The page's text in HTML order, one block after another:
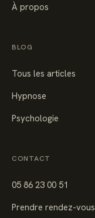
À propos
BLOG
Tous les articles
Hypnose
Psychologie
CONTACT
05 86 23 00 51
Prendre rendez-vous